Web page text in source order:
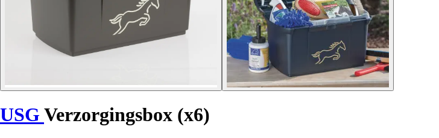
USG Verzorgingsbox (x6)